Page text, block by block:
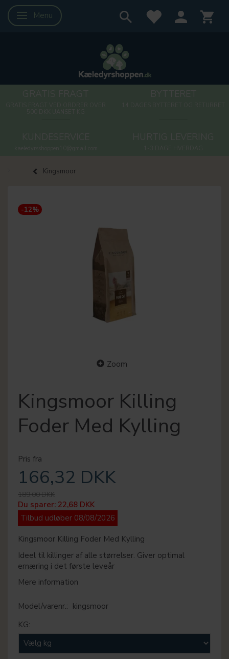
Skifte navigation
Menu
Kingsmoor
-12%
Zoom
Kingsmoor Killing
Foder Med Kylling
Pris fra
166,32 DKK
189,00 DKK
Du sparer: 22,68 DKK
Tilbud udløber 08/08/2026
Kingsmoor Killing Foder Med Kylling
Ideel til killinger af alle størrelser. Giver optimal
ernæring i det første leveår
Mere information
Model/varenr.: kingsmoor
KG: